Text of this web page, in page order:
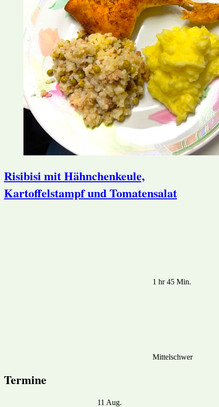
Risibisi mit Hähnchenkeule,
Kartoffelstampf und Tomatensalat
1 hr 45 Min.
Mittelschwer
Termine
11 Aug.